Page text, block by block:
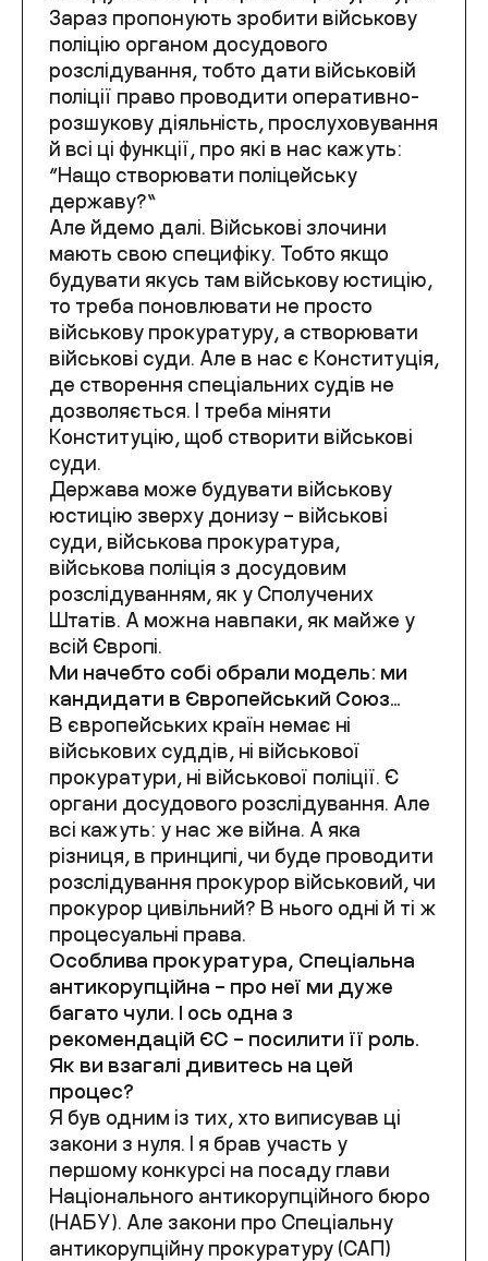
Зараз пропонують зробити військову
поліцію органом досудового
розслідування, тобто дати військовій
поліції право проводити оперативно-
розшукову діяльність, прослуховування
й всі ці функції, про які в нас кажуть:
“Нащо створювати поліцейську
державу?”
Але йдемо далі. Військові злочини
мають свою специфіку. Тобто якщо
будувати якусь там військову юстицію,
то треба поновлювати не просто
військову прокуратуру, а створювати
військові суди. Але в нас є Конституція,
де створення спеціальних судів не
дозволяється. І треба міняти
Конституцію, щоб створити військові
суди.
Держава може будувати військову
юстицію зверху донизу – військові
суди, військова прокуратура,
військова поліція з досудовим
розслідуванням, як у Сполучених
Штатів. А можна навпаки, як майже у
всій Європі.
Ми начебто собі обрали модель: ми
кандидати в Європейський Союз…
В європейських країн немає ні
військових суддів, ні військової
прокуратури, ні військової поліції. Є
органи досудового розслідування. Але
всі кажуть: у нас же війна. А яка
різниця, в принципі, чи буде проводити
розслідування прокурор військовий, чи
прокурор цивільний? В нього одні й ті ж
процесуальні права.
Особлива прокуратура, Спеціальна
антикорупційна – про неї ми дуже
багато чули. І ось одна з
рекомендацій ЄС – посилити її роль.
Як ви взагалі дивитесь на цей
процес?
Я був одним із тих, хто виписував ці
закони з нуля. І я брав участь у
першому конкурсі на посаду глави
Національного антикорупційного бюро
(НАБУ). Але закони про Спеціальну
антикорупційну прокуратуру (САП)